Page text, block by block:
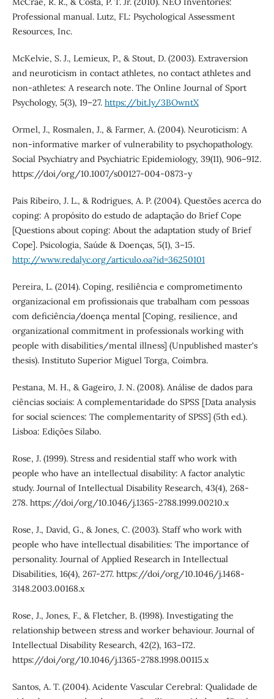
Professional manual. Lutz, FL: Psychological Assessment
Resources, Inc.
McKelvie, S. J., Lemieux, P., & Stout, D. (2003). Extraversion
and neuroticism in contact athletes, no contact athletes and
non-athletes: A research note. The Online Journal of Sport
Psychology, 5(3), 19–27. https://bit.ly/3BOwntX
Ormel, J., Rosmalen, J., & Farmer, A. (2004). Neuroticism: A
non-informative marker of vulnerability to psychopathology.
Social Psychiatry and Psychiatric Epidemiology, 39(11), 906–912.
https://doi/org/10.1007/s00127-004-0873-y
Pais Ribeiro, J. L., & Rodrigues, A. P. (2004). Questões acerca do
coping: A propósito do estudo de adaptação do Brief Cope
[Questions about coping: About the adaptation study of Brief
Cope]. Psicologia, Saúde & Doenças, 5(1), 3–15.
http://www.redalyc.org/articulo.oa?id=36250101
Pereira, L. (2014). Coping, resiliência e comprometimento
organizacional em profissionais que trabalham com pessoas
com deficiência/doença mental [Coping, resilience, and
organizational commitment in professionals working with
people with disabilities/mental illness] (Unpublished master's
thesis). Instituto Superior Miguel Torga, Coimbra.
Pestana, M. H., & Gageiro, J. N. (2008). Análise de dados para
ciências sociais: A complementaridade do SPSS [Data analysis
for social sciences: The complementarity of SPSS] (5th ed.).
Lisboa: Edições Silabo.
Rose, J. (1999). Stress and residential staff who work with
people who have an intellectual disability: A factor analytic
study. Journal of Intellectual Disability Research, 43(4), 268-
278. https://doi/org/10.1046/j.1365-2788.1999.00210.x
Rose, J., David, G., & Jones, C. (2003). Staff who work with
people who have intellectual disabilities: The importance of
personality. Journal of Applied Research in Intellectual
Disabilities, 16(4), 267-277. https://doi/org/10.1046/j.1468-
3148.2003.00168.x
Rose, J., Jones, F., & Fletcher, B. (1998). Investigating the
relationship between stress and worker behaviour. Journal of
Intellectual Disability Research, 42(2), 163–172.
https://doi/org/10.1046/j.1365-2788.1998.00115.x
Santos, A. T. (2004). Acidente Vascular Cerebral: Qualidade de